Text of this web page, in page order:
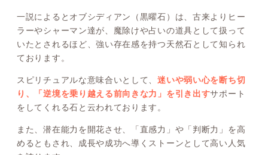
一説によるとオブシディアン（黒曜石）は、古来よりヒー
ラーやシャーマン達が、魔除けや占いの道具として扱って
いたとされるほど、強い存在感を持つ天然石として知られ
ております。
スピリチュアルな意味合いとして、迷いや弱い心を断ち切
り、「逆境を乗り越える前向きな力」を引き出すサポート
をしてくれる石と云われております。
また、潜在能力を開花させ、「直感力」や「判断力」を高
めるともされ、成長や成功へ導くストーンとして高い人気